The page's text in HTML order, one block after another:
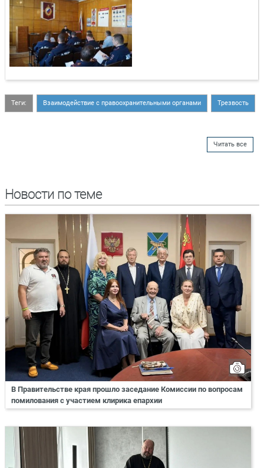
Теги: Взаимодействие с правоохранительными органами Трезвость
Читать все
Новости по теме
В Правительстве края прошло заседание Комиссии по вопросам
помилования с участием клирика епархии